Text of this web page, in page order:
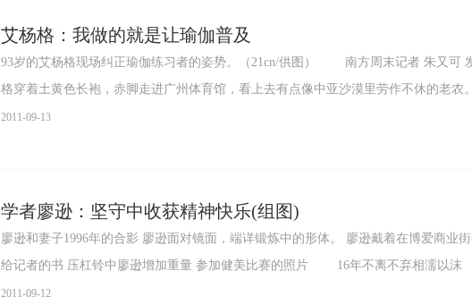
艾杨格：我做的就是让瑜伽普及
93岁的艾杨格现场纠正瑜伽练习者的姿势。（21cn/供图） 南方周末记者 朱又
格穿着土黄色长袍，赤脚走进广州体育馆，看上去有点像中亚沙漠里劳作不休的老农
2011-09-13
学者廖逊：坚守中收获精神快乐(组图)
廖逊和妻子1996年的合影 廖逊面对镜面，端详锻炼中的形体。 廖逊戴着在博爱商业
给记者的书 压杠铃中廖逊增加重量 参加健美比赛的照片 16年不离不弃相濡
2011-09-12